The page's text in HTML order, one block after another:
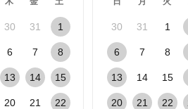
30 31 1
6 7 8
13 14 15
20 21 22
30 31 1
6 7 8
13 14 15
20 21 22